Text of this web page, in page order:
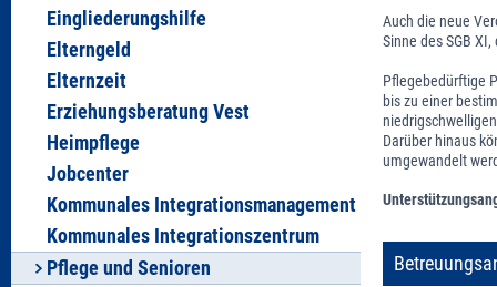
Eingliederungshilfe
Elterngeld
Elternzeit
Erziehungsberatung Vest
Heimpflege
Jobcenter
Kommunales Integrationsmanagement
Kommunales Integrationszentrum
Pflege und Senioren
Auch die neue
Sinne des SGB
Pflegebedürftige
bis zu einer
Darüber hinaus
umgewandelt